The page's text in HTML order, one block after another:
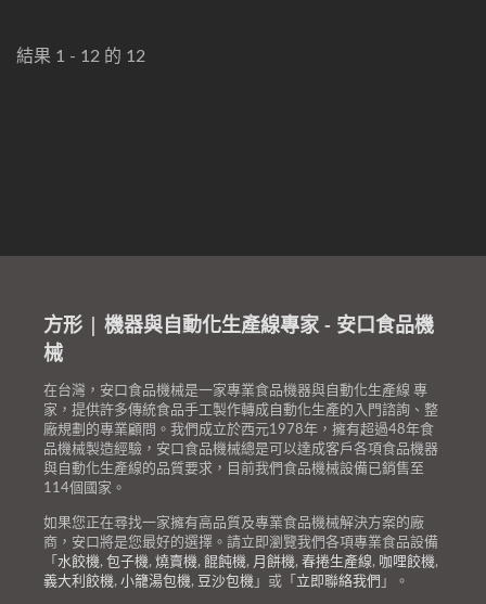
結果 1 - 12 的 12
方形 | 機器與自動化生產線專家 - 安口食品機
械
在台灣，安口食品機械是一家專業食品機器與自動化生產線 專
家，提供許多傳統食品手工製作轉成自動化生產的入門諮詢、整
廠規劃的專業顧問。我們成立於西元1978年，擁有超過48年食
品機械製造經驗，安口食品機械總是可以達成客戶各項食品機器
與自動化生產線的品質要求，目前我們食品機械設備已銷售至
114個國家。
如果您正在尋找一家擁有高品質及專業食品機械解決方案的廠
商，安口將是您最好的選擇。請立即瀏覽我們各項專業食品設備
「 水餃機, 包子機, 燒賣機, 餛飩機, 月餅機, 春捲生產線, 咖哩餃機,
義大利餃機, 小籠湯包機, 豆沙包機 」或「 立即聯絡我們 」。